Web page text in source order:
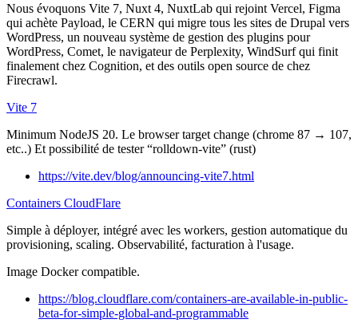
Nous évoquons Vite 7, Nuxt 4, NuxtLab qui rejoint Vercel, Figma
qui achète Payload, le CERN qui migre tous les sites de Drupal vers
WordPress, un nouveau système de gestion des plugins pour
WordPress, Comet, le navigateur de Perplexity, WindSurf qui finit
finalement chez Cognition, et des outils open source de chez
Firecrawl.
Vite 7
Minimum NodeJS 20. Le browser target change (chrome 87 → 107,
etc..) Et possibilité de tester “rolldown-vite” (rust)
https://vite.dev/blog/announcing-vite7.html
Containers CloudFlare
Simple à déployer, intégré avec les workers, gestion automatique du
provisioning, scaling. Observabilité, facturation à l'usage.
Image Docker compatible.
https://blog.cloudflare.com/containers-are-available-in-public-
beta-for-simple-global-and-programmable